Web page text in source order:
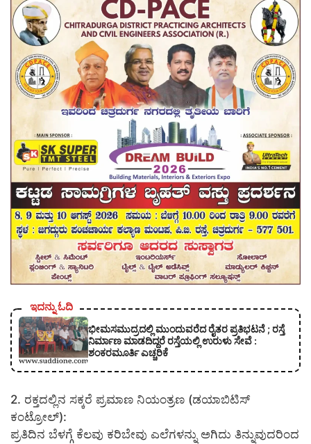
ಇದನ್ನು ಓದಿ
ಭೀಮಸಮುದ್ರದಲ್ಲಿ ಮುಂದುವರೆದ ರೈತರ ಪ್ರತಿಭಟನೆ ; ರಸ್ತೆ
ನಿರ್ಮಾಣ ಮಾಡದಿದ್ದರೆ ರಸ್ತೆಯಲ್ಲಿ ಉರುಳು ಸೇವೆ :
ಶಂಕರಮೂರ್ತಿ ಎಚ್ಚರಿಕೆ
2. ರಕ್ತದಲ್ಲಿನ ಸಕ್ಕರೆ ಪ್ರಮಾಣ ನಿಯಂತ್ರಣ (ಡಯಾಬಿಟಿಸ್
ಕಂಟ್ರೋಲ್):
ಪ್ರತಿದಿನ ಬೆಳಗ್ಗೆ ಕೆಲವು ಕರಿಬೇವು ಎಲೆಗಳನ್ನು ಅಗಿದು ತಿನ್ನುವುದರಿಂದ